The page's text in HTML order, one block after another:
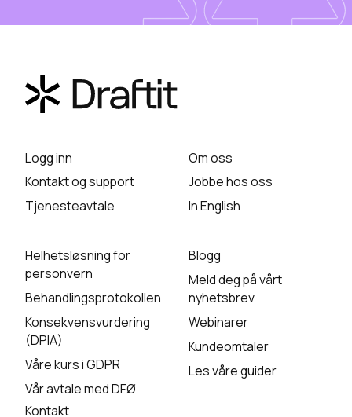
Logg inn
Kontakt og support
Tjenesteavtale
Om oss
Jobbe hos oss
In English
Helhetsløsning for
personvern
Behandlingsprotokollen
Konsekvensvurdering
(DPIA)
Våre kurs i GDPR
Vår avtale med DFØ
Blogg
Meld deg på vårt
nyhetsbrev
Webinarer
Kundeomtaler
Les våre guider
Kontakt